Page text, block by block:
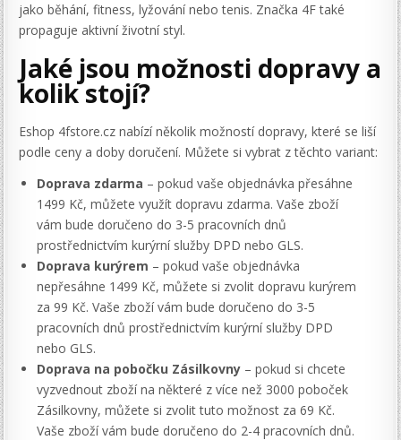
jako běhání, fitness, lyžování nebo tenis. Značka 4F také
propaguje aktivní životní styl.
Jaké jsou možnosti dopravy a
kolik stojí?
Eshop 4fstore.cz nabízí několik možností dopravy, které se liší
podle ceny a doby doručení. Můžete si vybrat z těchto variant:
Doprava zdarma – pokud vaše objednávka přesáhne
1499 Kč, můžete využít dopravu zdarma. Vaše zboží
vám bude doručeno do 3-5 pracovních dnů
prostřednictvím kurýrní služby DPD nebo GLS.
Doprava kurýrem – pokud vaše objednávka
nepřesáhne 1499 Kč, můžete si zvolit dopravu kurýrem
za 99 Kč. Vaše zboží vám bude doručeno do 3-5
pracovních dnů prostřednictvím kurýrní služby DPD
nebo GLS.
Doprava na pobočku Zásilkovny – pokud si chcete
vyzvednout zboží na některé z více než 3000 poboček
Zásilkovny, můžete si zvolit tuto možnost za 69 Kč.
Vaše zboží vám bude doručeno do 2-4 pracovních dnů.